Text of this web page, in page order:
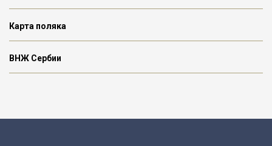
Карта поляка
ВНЖ Сербии